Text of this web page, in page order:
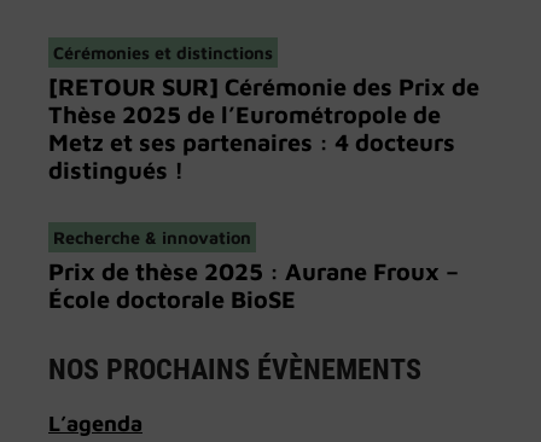
Cérémonies et distinctions
[RETOUR SUR] Cérémonie des Prix de
Thèse 2025 de l’Eurométropole de
Metz et ses partenaires : 4 docteurs
distingués !
Recherche & innovation
Prix de thèse 2025 : Aurane Froux –
École doctorale BioSE
NOS PROCHAINS ÉVÈNEMENTS
L’agenda